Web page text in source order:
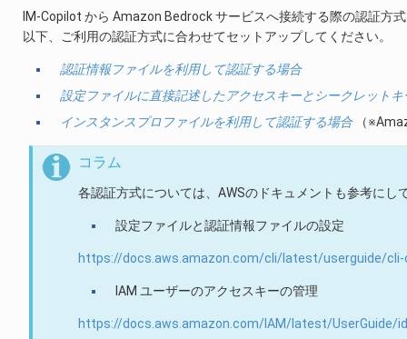
IM-Copilot から Amazon Bedrock サービスへ接続する際の認証方
以下、ご利用の認証方式に合わせてセットアップしてください。
認証情報ファイルを利用して認証する場合
設定ファイルに直接記述したアクセスキーとシークレット
インスタンスプロファイルを利用して認証する場合（
コラム
各認証方式については、AWSのドキュメントも参考にし
設定ファイルと認証情報ファイルの設定
https://docs.aws.amazon.com/cli/latest/userguide/
IAM ユーザーのアクセスキーの管理
https://docs.aws.amazon.com/IAM/latest/UserGuide/